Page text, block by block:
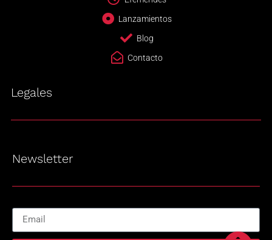
Lanzamientos
Blog
Contacto
Legales
Newsletter